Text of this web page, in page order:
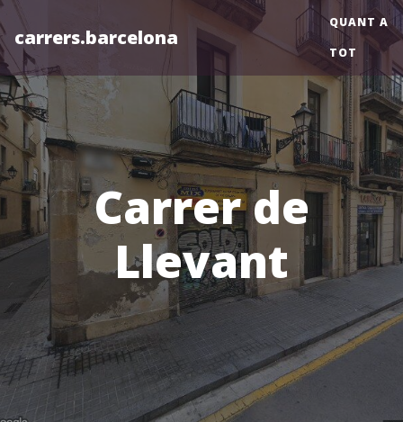
carrers.barcelona
QUANT A
TOT
Carrer de
Llevant